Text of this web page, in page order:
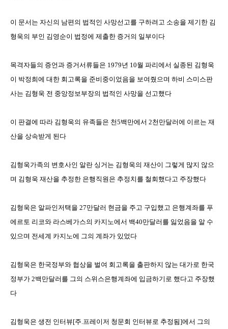
이 문서는 자신의 남편의 법적인 사망선고를 구하려고 소송을 제기한 김
형욱의 부인 김영순이 법정에 제출한 증거의 일부이다
목격자들의 증언과 증거서류들은 1979년 10월 파리에서 실종된 김형욱
이 박정희에 대한 회고록을 준비중이었음을 보여줬으며 하비 스미스판
사는 김형욱 전 중앙정보부장의 법적인 사망을 선고했다
이 판결에 따라 김형욱의 유족들은 천5백만에서 2천만달러에 이르는 재
산을 상속받게 된다
김형욱가족의 변호사인 알란 싱거는 김형욱의 재산이 그렇게 많지 않으
며 김형욱 재산을 추정한 은행직원은 추정치를 철회했다고 주장했다
김형욱은 알파인저택을 27만달러 현금을 주고 구입했고 은행계좌를 푸
에르토 리코와 라스베가스의 카지노에서 백40만달러를 잃었음을 알 수
있으며 전세계 카지노에 그의 계좌가 있었다
김형욱은 한국정부와 협상을 벌여 회고록을 출판하지 않는 대가로 한국
정부가 2백만달러를 그의 스위스은행계좌에 입금하기로 했다고 주장했
다
김형욱은 생전 인터뷰[주.프레이저 청문회 인터뷰로 추정됨]에서 그의